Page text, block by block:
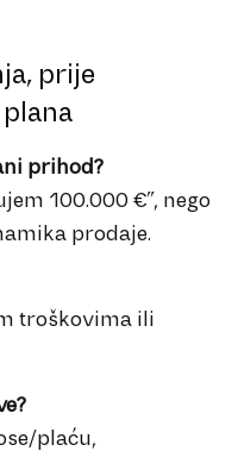
prije
prihod?
100.000 €”, nego
prodaje.
troškovima ili
plaću,